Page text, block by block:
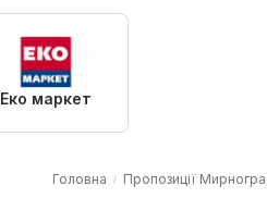
Еко маркет
Головна Пропозиції